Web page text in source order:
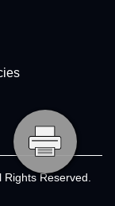
Rights Reserved.